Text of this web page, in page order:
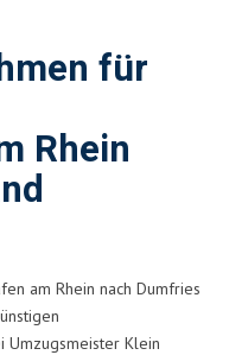
für
Rhein
am Rhein nach Dumfries
Umzugsmeister Klein